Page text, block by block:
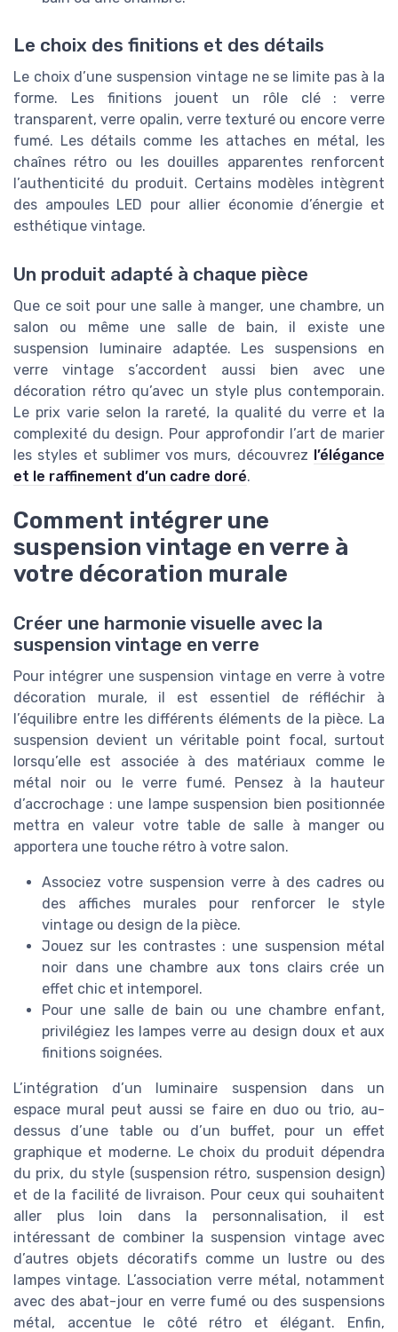
Le choix des finitions et des détails
Le choix d’une suspension vintage ne se limite pas à la
forme. Les finitions jouent un rôle clé : verre
transparent, verre opalin, verre texturé ou encore verre
fumé. Les détails comme les attaches en métal, les
chaînes rétro ou les douilles apparentes renforcent
l’authenticité du produit. Certains modèles intègrent
des ampoules LED pour allier économie d’énergie et
esthétique vintage.
Un produit adapté à chaque pièce
Que ce soit pour une salle à manger, une chambre, un
salon ou même une salle de bain, il existe une
suspension luminaire adaptée. Les suspensions en
verre vintage s’accordent aussi bien avec une
décoration rétro qu’avec un style plus contemporain.
Le prix varie selon la rareté, la qualité du verre et la
complexité du design. Pour approfondir l’art de marier
les styles et sublimer vos murs, découvrez l’élégance
et le raffinement d’un cadre doré.
Comment intégrer une
suspension vintage en verre à
votre décoration murale
Créer une harmonie visuelle avec la
suspension vintage en verre
Pour intégrer une suspension vintage en verre à votre
décoration murale, il est essentiel de réfléchir à
l’équilibre entre les différents éléments de la pièce. La
suspension devient un véritable point focal, surtout
lorsqu’elle est associée à des matériaux comme le
métal noir ou le verre fumé. Pensez à la hauteur
d’accrochage : une lampe suspension bien positionnée
mettra en valeur votre table de salle à manger ou
apportera une touche rétro à votre salon.
Associez votre suspension verre à des cadres ou
des affiches murales pour renforcer le style
vintage ou design de la pièce.
Jouez sur les contrastes : une suspension métal
noir dans une chambre aux tons clairs crée un
effet chic et intemporel.
Pour une salle de bain ou une chambre enfant,
privilégiez les lampes verre au design doux et aux
finitions soignées.
L’intégration d’un luminaire suspension dans un
espace mural peut aussi se faire en duo ou trio, au-
dessus d’une table ou d’un buffet, pour un effet
graphique et moderne. Le choix du produit dépendra
du prix, du style (suspension rétro, suspension design)
et de la facilité de livraison. Pour ceux qui souhaitent
aller plus loin dans la personnalisation, il est
intéressant de combiner la suspension vintage avec
d’autres objets décoratifs comme un lustre ou des
lampes vintage. L’association verre métal, notamment
avec des abat-jour en verre fumé ou des suspensions
métal, accentue le côté rétro et élégant. Enfin,